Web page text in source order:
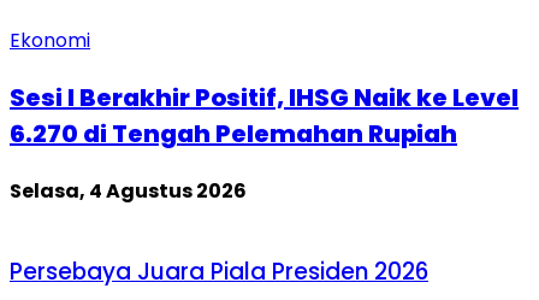
Ekonomi
Sesi I Berakhir Positif, IHSG Naik ke Level
6.270 di Tengah Pelemahan Rupiah
Selasa, 4 Agustus 2026
Persebaya Juara Piala Presiden 2026